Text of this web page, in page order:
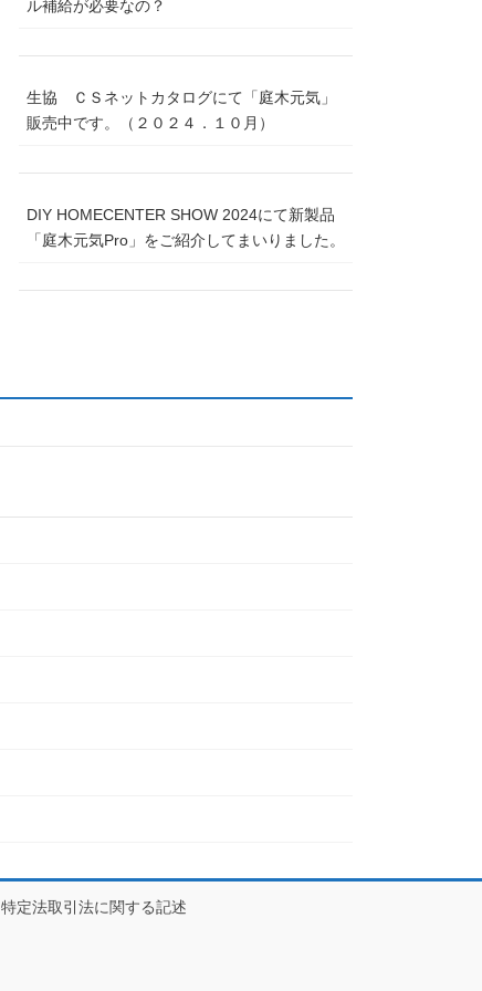
ル補給が必要なの？
生協 ＣＳネットカタログにて「庭木元気」
販売中です。（２０２４．１０月）
DIY HOMECENTER SHOW 2024にて新製品
「庭木元気Pro」をご紹介してまいりました。
特定法取引法に関する記述